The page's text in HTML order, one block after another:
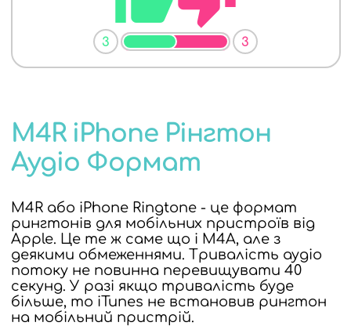
3 3
M4R iPhone Рінгтон
Аудіо Формат
M4R або iPhone Ringtone - це формат
рингтонів для мобільних пристроїв від
Apple. Це те ж саме що і M4A, але з
деякими обмеженнями. Тривалість аудіо
потоку не повинна перевищувати 40
секунд. У разі якщо тривалість буде
більше, то iTunes не встановив рингтон
на мобільний пристрій.